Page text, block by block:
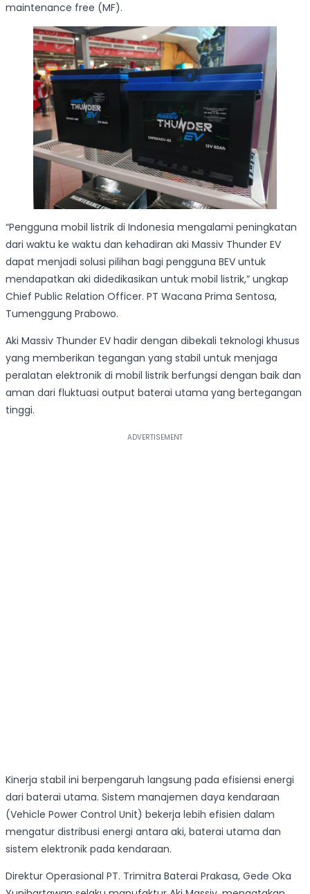
maintenance free (MF).
“Pengguna mobil listrik di Indonesia mengalami peningkatan
dari waktu ke waktu dan kehadiran aki Massiv Thunder EV
dapat menjadi solusi pilihan bagi pengguna BEV untuk
mendapatkan aki didedikasikan untuk mobil listrik,” ungkap
Chief Public Relation Officer. PT Wacana Prima Sentosa,
Tumenggung Prabowo.
Aki Massiv Thunder EV hadir dengan dibekali teknologi khusus
yang memberikan tegangan yang stabil untuk menjaga
peralatan elektronik di mobil listrik berfungsi dengan baik dan
aman dari fluktuasi output baterai utama yang bertegangan
tinggi.
Kinerja stabil ini berpengaruh langsung pada efisiensi energi
dari baterai utama. Sistem manajemen daya kendaraan
(Vehicle Power Control Unit) bekerja lebih efisien dalam
mengatur distribusi energi antara aki, baterai utama dan
sistem elektronik pada kendaraan.
Direktur Operasional PT. Trimitra Baterai Prakasa, Gede Oka